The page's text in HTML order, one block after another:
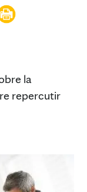
la
repercutir